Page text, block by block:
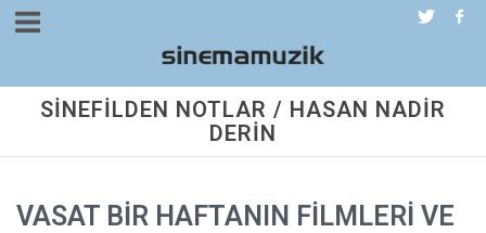
SİNEFİLDEN NOTLAR / HASAN NADİR
DERİN
VASAT BİR HAFTANIN FİLMLERİ VE